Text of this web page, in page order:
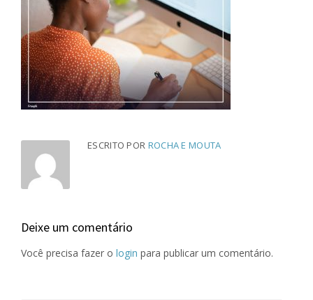
ESCRITO POR ROCHA E MOUTA
Deixe um comentário
Você precisa fazer o login para publicar um comentário.